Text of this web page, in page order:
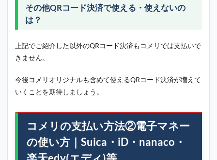
その他QRコード決済で使える・使えないの
は？
上記でご紹介した以外のQRコード決済もコメリでは支払いで
きません。
今後コメリオリジナルも含めて使えるQRコード決済が増えて
いくことを期待しましょう。
コメリの支払い方法②電子マネー
の使い方｜Suica・iD・nanaco・